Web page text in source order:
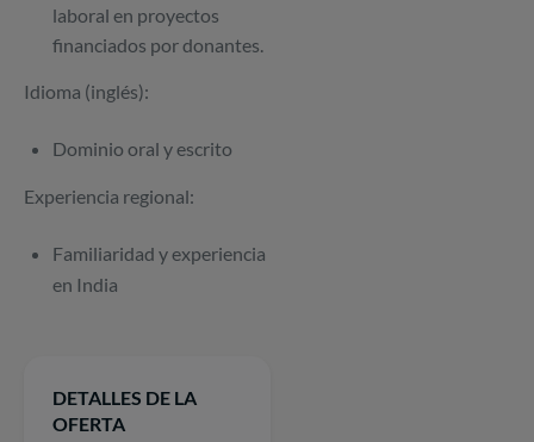
laboral en proyectos
financiados por donantes.
Idioma (inglés):
Dominio oral y escrito
Experiencia regional:
Familiaridad y experiencia
en India
DETALLES DE LA
OFERTA